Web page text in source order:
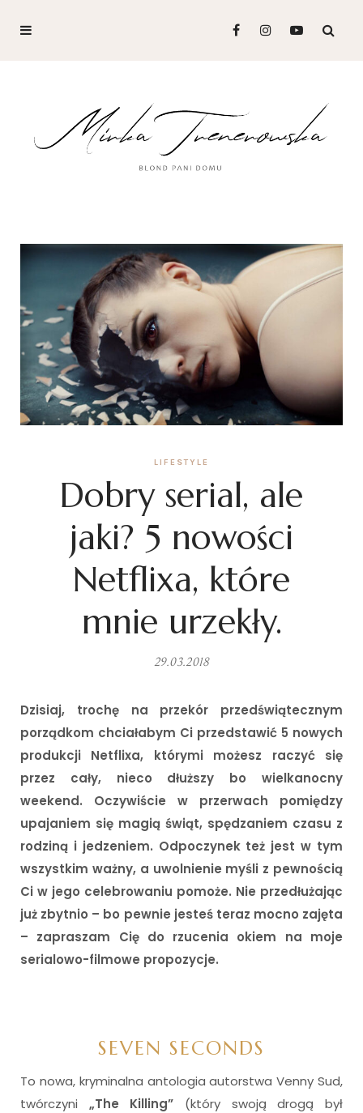
LIFESTYLE
Dobry serial, ale
jaki? 5 nowości
Netflixa, które
mnie urzekły.
29.03.2018
Dzisiaj, trochę na przekór przedświątecznym
porządkom chciałabym Ci przedstawić 5 nowych
produkcji Netflixa, którymi możesz raczyć się
przez cały, nieco dłuższy bo wielkanocny
weekend. Oczywiście w przerwach pomiędzy
upajaniem się magią świąt, spędzaniem czasu z
rodziną i jedzeniem. Odpoczynek też jest w tym
wszystkim ważny, a uwolnienie myśli z pewnością
Ci w jego celebrowaniu pomoże. Nie przedłużając
już zbytnio – bo pewnie jesteś teraz mocno zajęta
– zapraszam Cię do rzucenia okiem na moje
serialowo-filmowe propozycje.
SEVEN SECONDS
To nowa, kryminalna antologia autorstwa Venny Sud,
twórczyni „The Killing” (który swoją drogą był